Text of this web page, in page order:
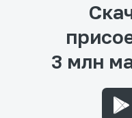
3 млн